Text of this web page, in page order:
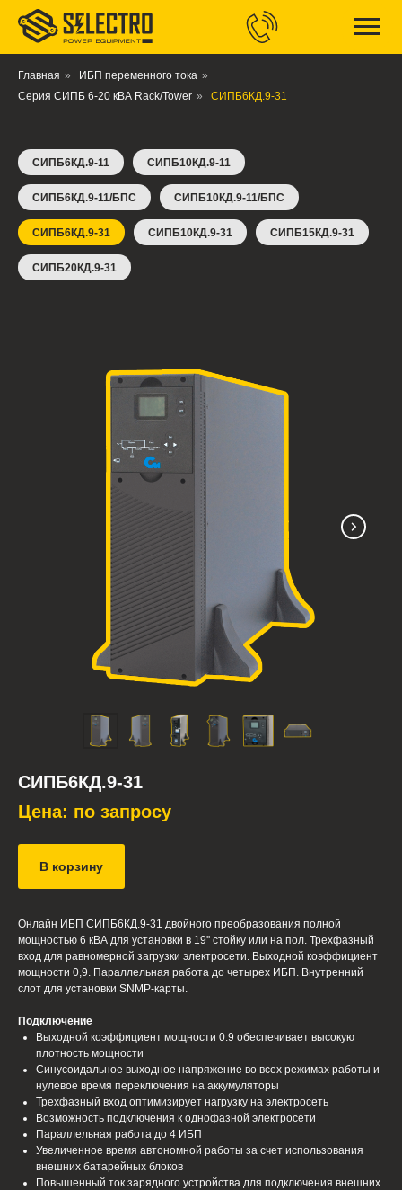
Главная » ИБП переменного тока »
Серия СИПБ 6-20 кВА Rack/Tower » СИПБ6КД.9-31
СИПБ6КД.9-11 СИПБ10КД.9-11
СИПБ6КД.9-11/БПС СИПБ10КД.9-11/БПС
СИПБ6КД.9-31 СИПБ10КД.9-31 СИПБ15КД.9-31
СИПБ20КД.9-31
СИПБ6КД.9-31
Цена: по запросу
В корзину
Онлайн ИБП СИПБ6КД.9-31 двойного преобразования полной
мощностью 6 кВА для установки в 19'' стойку или на пол. Трехфазный
вход для равномерной загрузки электросети. Выходной коэффициент
мощности 0,9. Параллельная работа до четырех ИБП. Внутренний
слот для установки SNMP-карты.
Подключение
Выходной коэффициент мощности 0.9 обеспечивает высокую
плотность мощности
Синусоидальное выходное напряжение во всех режимах работы и
нулевое время переключения на аккумуляторы
Трехфазный вход оптимизирует нагрузку на электросеть
Возможность подключения к однофазной электросети
Параллельная работа до 4 ИБП
Увеличенное время автономной работы за счет использования
внешних батарейных блоков
Повышенный ток зарядного устройства для подключения внешних